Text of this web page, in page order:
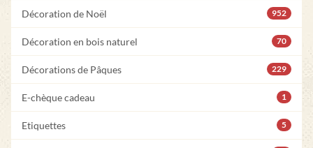
Décoration de Noël 952
Décoration en bois naturel 70
Décorations de Pâques 229
E-chèque cadeau 1
Etiquettes 5